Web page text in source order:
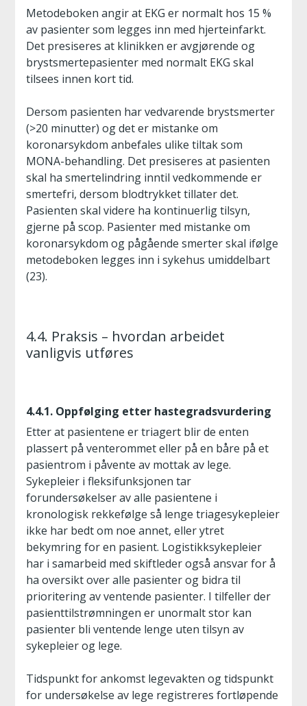
Metodeboken angir at EKG er normalt hos 15 %
av pasienter som legges inn med hjerteinfarkt.
Det presiseres at klinikken er avgjørende og
brystsmertepasienter med normalt EKG skal
tilsees innen kort tid.
Dersom pasienten har vedvarende brystsmerter
(>20 minutter) og det er mistanke om
koronarsykdom anbefales ulike tiltak som
MONA-behandling. Det presiseres at pasienten
skal ha smertelindring inntil vedkommende er
smertefri, dersom blodtrykket tillater det.
Pasienten skal videre ha kontinuerlig tilsyn,
gjerne på scop. Pasienter med mistanke om
koronarsykdom og pågående smerter skal ifølge
metodeboken legges inn i sykehus umiddelbart
(23).
4.4. Praksis – hvordan arbeidet
vanligvis utføres
4.4.1. Oppfølging etter hastegradsvurdering
Etter at pasientene er triagert blir de enten
plassert på venterommet eller på en båre på et
pasientrom i påvente av mottak av lege.
Sykepleier i fleksifunksjonen tar
forundersøkelser av alle pasientene i
kronologisk rekkefølge så lenge triagesykepleier
ikke har bedt om noe annet, eller ytret
bekymring for en pasient. Logistikksykepleier
har i samarbeid med skiftleder også ansvar for å
ha oversikt over alle pasienter og bidra til
prioritering av ventende pasienter. I tilfeller der
pasienttilstrømningen er unormalt stor kan
pasienter bli ventende lenge uten tilsyn av
sykepleier og lege.
Tidspunkt for ankomst legevakten og tidspunkt
for undersøkelse av lege registreres fortløpende